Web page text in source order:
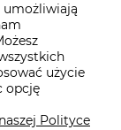
użycie
opcję
Polityce